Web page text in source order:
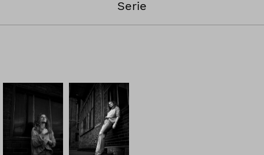
Serie